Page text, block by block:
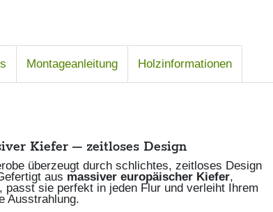
Montageanleitung Holzinformationen
Kiefer – zeitloses Design
überzeugt durch schlichtes, zeitloses Design
aus massiver europäischer Kiefer,
passt sie perfekt in jeden Flur und verleiht Ihrem
Ausstrahlung.